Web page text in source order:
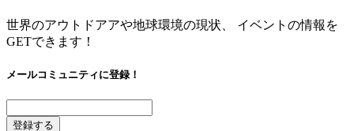
世界のアウトドアアや地球環境の現状、 イベントの情報を
GETできます！
メールコミュニティに登録！